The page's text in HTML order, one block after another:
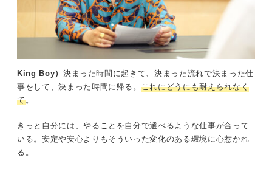
King Boy） 決まった時間に起きて、決まった流れで決まった仕
事をして、決まった時間に帰る。 これにどうにも耐えられなく
て。
きっと自分には、やることを自分で選べるような仕事が合って
いる。安定や安心よりもそういった変化のある環境に心惹かれ
る。